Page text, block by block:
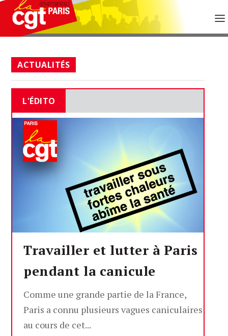
ACTUALITÉS
L'ÉDITO
20 JUILLET 2026
Travailler et lutter à Paris
pendant la canicule
Comme une grande partie de la France,
Paris a connu plusieurs vagues caniculaires
au cours de cet...